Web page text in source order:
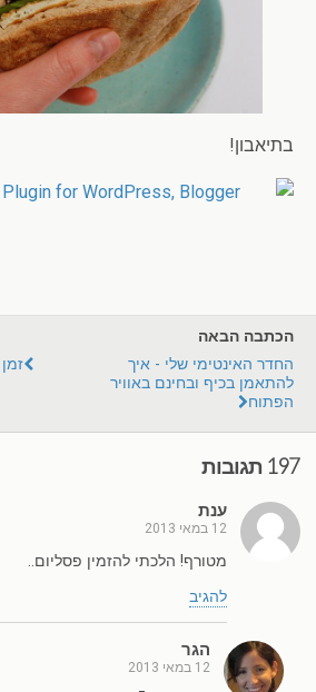
בתיאבון!
הכתבה הבאה
החדר האינטימי שלי - איך
להתאמן בכיף ובחינם באוויר
הפתוח
197 תגובות
ענת
12 במאי 2013
מטורף! הלכתי להזמין פסליום..
להגיב
הגר
12 במאי 2013